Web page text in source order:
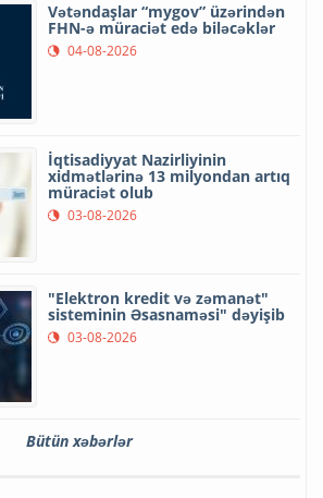
Vətəndaşlar “mygov” üzərindən
FHN-ə müraciət edə biləcəklər
04-08-2026
İqtisadiyyat Nazirliyinin
xidmətlərinə 13 milyondan artıq
müraciət olub
03-08-2026
"Elektron kredit və zəmanət"
sisteminin Əsasnaməsi" dəyişib
03-08-2026
Bütün xəbərlər